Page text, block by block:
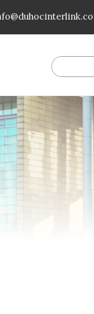
'type' =>
2, 'name' =>